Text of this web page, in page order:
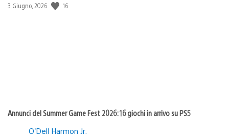
Data
3 Giugno, 2026 16
Annunci del Summer Game Fest 2026: 16 giochi in arrivo su PS5
O’Dell Harmon Jr.